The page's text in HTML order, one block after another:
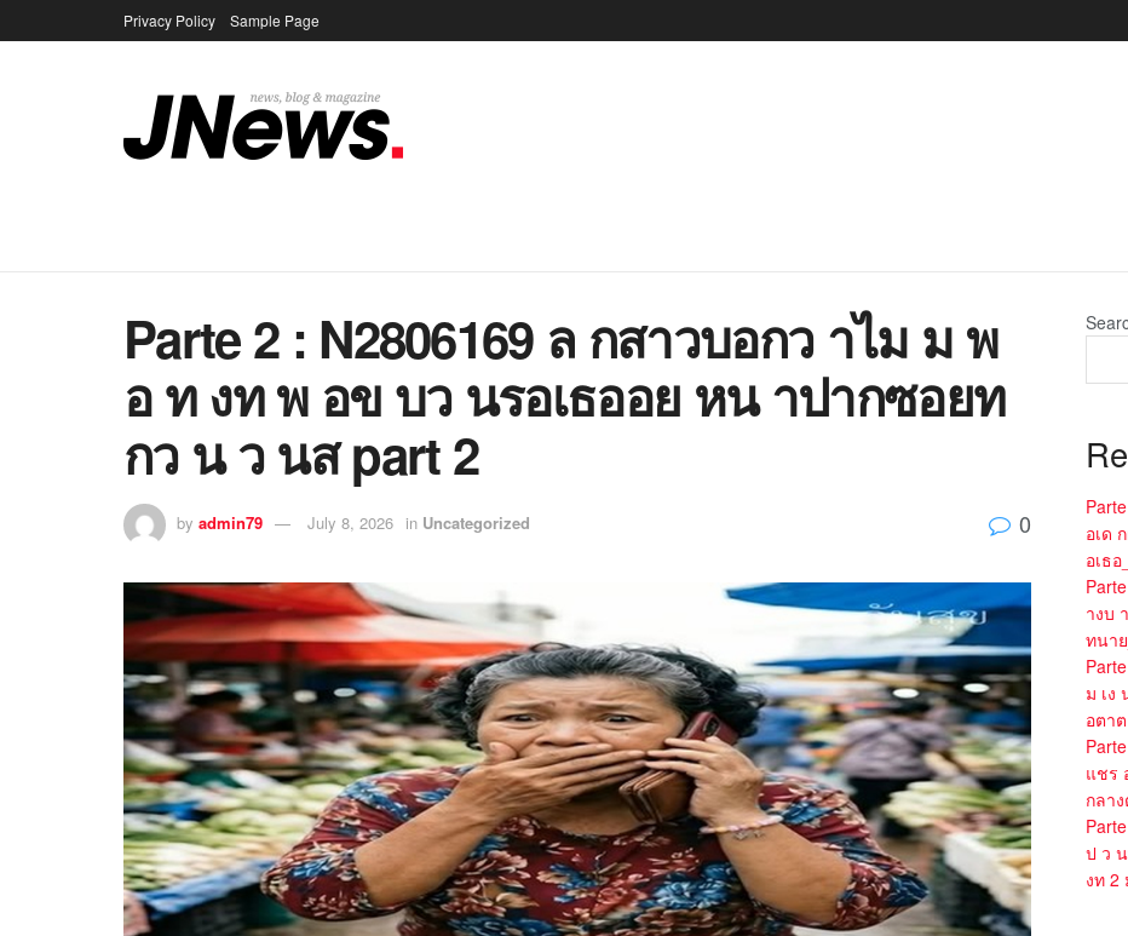
Privacy Policy Sample Page
Parte 2 : N2806169 ล กสาวบอกว าไม ม พ
อ ท งท พ อข บว นรอเธออย หน าปากซอยท
กว น ว นส part 2
by admin79 July 8, 2026 in Uncategorized 0
อเด
อเธ
างบ
ทนา
ม เง
อตา
แชร
กลา
ป ว
งท 2